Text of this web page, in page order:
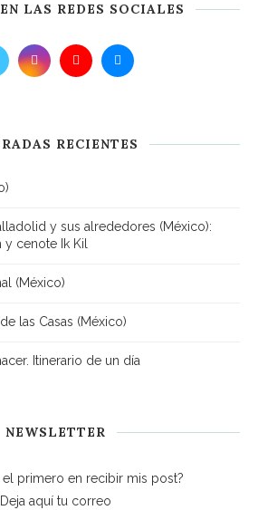
LAS REDES SOCIALES
RECIENTES
y sus alrededores (México):
y cenote Ik Kil
(México)
las Casas (México)
Itinerario de un día
NEWSLETTER
el primero en recibir mis post?
Deja aquí tu correo